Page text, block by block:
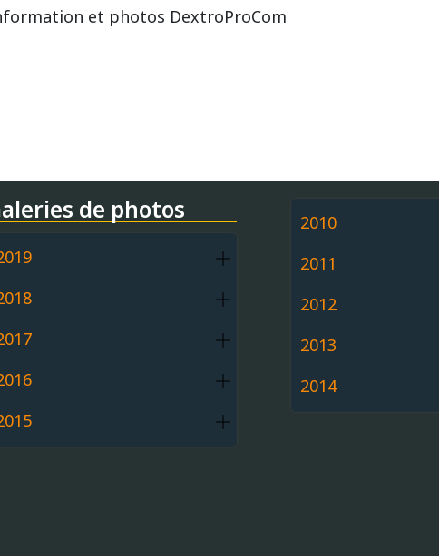
et photos DextroProCom
de photos
2010
2011
2012
2013
2014